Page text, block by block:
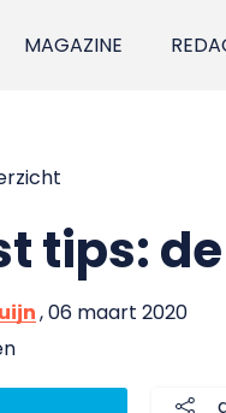
MAGAZINE
tips:
, 06 maart 2020